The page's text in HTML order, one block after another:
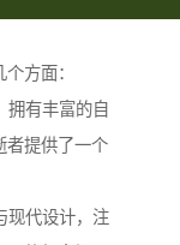
方面：
拥有丰富的自
者提供了一个
现代设计，注